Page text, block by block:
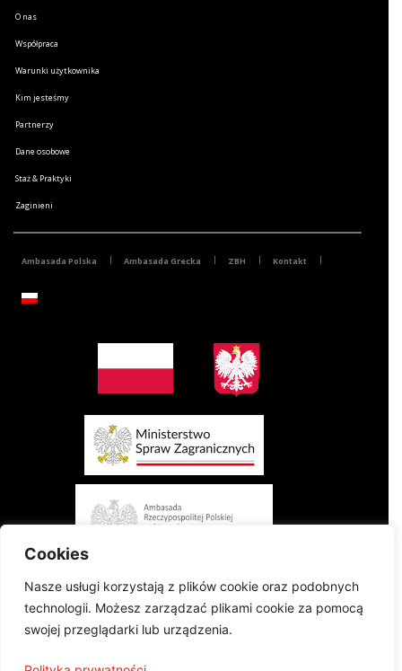
Cookies
Nasze usługi korzystają z plików cookie oraz podobnych
technologii. Możesz zarządzać plikami cookie za pomocą
swojej przeglądarki lub urządzenia.
O nas
Współpraca
Warunki użytkownika
Kim jesteśmy
Partnerzy
Dane osobowe
Staż & Praktyki
Zaginieni
Ambasada Polska Ambasada Grecka ZBH Kontakt
Projekt finansowany przez Ministerstwo Spraw Zagranicznych Rzeczypospolitej